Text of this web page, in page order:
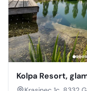
Kolpa Resort,